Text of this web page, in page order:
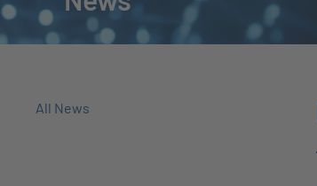
All News